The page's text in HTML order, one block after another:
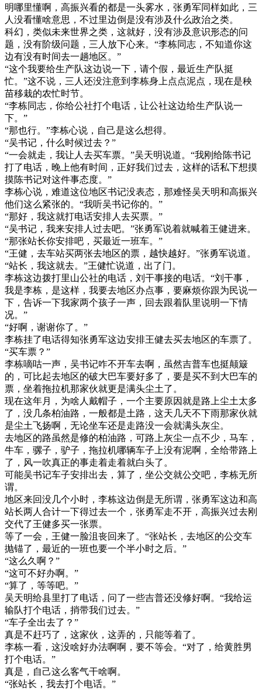
明哪里懂啊，高振兴看的都是一头雾水，张勇军同样如此，三
人没看懂啥意思，不过里边倒是没有涉及什么政治之类。
科幻，类似未来世界之类，这就好，没有涉及意识形态的问
题，没有阶级问题，三人放下心来。“李栋同志，不知道你这
边有没有时间去一趟地区。”
“这个我要给生产队这边说一下，请个假，最近生产队挺
忙。”这不说，三人还没注意到李栋身上点点泥点，现在是秧
苗移栽的农忙时节。
“李栋同志，你给公社打个电话，让公社这边给生产队说一
下。”
“那也行。”李栋心说，自己是这么想得。
“吴书记，什么时候过去？”
“一会就走，我让人去买车票。”吴天明说道。“我刚给陈书记
打了电话，晚上他有时间，正好我们过去，这样的话私下想摸
摸陈书记对这件事态度。”
李栋心说，难道这位地区书记没表态，那难怪吴天明和高振兴
他们这么紧张的。“我听吴书记你的。”
“那好，我这就打电话安排人去买票。”
“吴书记，我来安排人过去吧。”张勇军说着就喊着王健进来。
“那张站长你安排吧，买最近一班车。”
“王健，去车站买两张去地区的票，越快越好。”张勇军说道。
“站长，我这就去。”王健忙说道，出了门。
李栋这边拨打里山公社的电话，刘干事接的电话。“刘干事，
我是李栋，是这样，我要去地区办点事，要麻烦你跟为民说一
下，告诉一下我家两个孩子一声，回去跟着队里说明一下情
况。”
“好啊，谢谢你了。”
李栋挂了电话得知张勇军这边安排王健去买去地区的车票了。
“买车票？”
李栋嘀咕一声，吴书记咋不开车去啊，虽然吉普车也挺颠簸
的，可比起去地区的破大巴车要好多了，要是买不到大巴车的
票，坐着拖拉机那家伙就更是满头尘土了。
现在这年月，为啥人戴帽子，一个主要原因就是路上尘土太多
了，没几条柏油路，一般都是土路，这天几天不下雨那家伙就
是尘土飞扬啊，无论坐车还是走路没一会就满头灰尘。
去地区的路虽然是修的柏油路，可路上灰尘一点不少，马车，
牛车，骡子，驴子，拖拉机哪辆车子上没有泥啊，全给带路上
了，风一吹真正的事走着走着就白头了。
可能吴书记车子安排出去，算了，坐公交就公交吧，李栋无所
谓。
地区来回没几个小时，李栋这边倒是无所谓，张勇军这边和高
站长两人合计一下得过去一个，张勇军走不开，高振兴过去刚
交代了王健多买一张票。
等了一会，王健一脸沮丧回来了。“张站长，去地区的公交车
抛锚了，最近的一班也要一个半小时之后。”
“这么久啊？”
“这可不好办啊。”
“算了，等等吧。”
吴天明给县里打了电话，问了一些吉普还没修好啊。“我给运
输队打个电话，捎带我们过去。”
“车子全出去了？”
真是不赶巧了，这家伙，这弄的，只能等着了。
李栋一看，这没啥好办法啊啊，要不等会。“对了，给黄胜男
打个电话。”
真是，自己这么客气干啥啊。
“张站长，我去打个电话。”